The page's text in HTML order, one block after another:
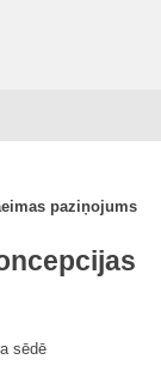
paziņojums
sēdē